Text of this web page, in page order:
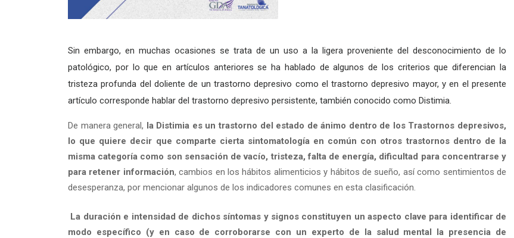
Sin embargo, en muchas ocasiones se trata de un uso a la ligera proveniente del desconocimiento de lo
patológico, por lo que en artículos anteriores se ha hablado de algunos de los criterios que diferencian la
tristeza profunda del doliente de un trastorno depresivo como el trastorno depresivo mayor, y en el presente
artículo corresponde hablar del trastorno depresivo persistente, también conocido como Distimia.
De manera general, la Distimia es un trastorno del estado de ánimo dentro de los Trastornos depresivos,
lo que quiere decir que comparte cierta sintomatología en común con otros trastornos dentro de la
misma categoría como son sensación de vacío, tristeza, falta de energía, dificultad para concentrarse y
para retener información, cambios en los hábitos alimenticios y hábitos de sueño, así como sentimientos de
desesperanza, por mencionar algunos de los indicadores comunes en esta clasificación.
La duración e intensidad de dichos síntomas y signos constituyen un aspecto clave para identificar de
modo específico (y en caso de corroborarse con un experto de la salud mental la presencia de